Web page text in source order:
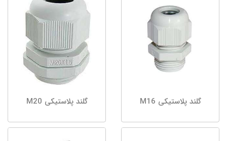
گلند پلاستیکی M16 گلند پلاستیکی M20